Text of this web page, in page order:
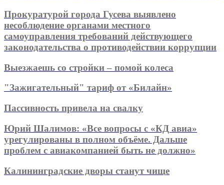
Прокуратурой города Гусева выявлено
несоблюдение органами местного
самоуправления требований действующего
законодательства о противодействии коррупции
Выезжаешь со стройки – помой колеса
"Зажигательный" тариф от «Билайн»
Пассивность привела на свалку
Юрий Шалимов: «Все вопросы с «КД авиа»
урегулированы в полном объёме. Дальше
проблем с авиакомпанией быть не должно»
Калининградские дворы станут чище